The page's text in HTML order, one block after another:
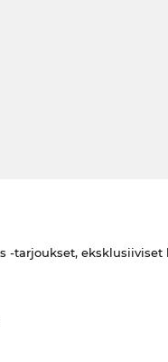
-tarjoukset,